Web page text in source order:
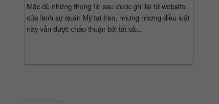
Mặc dù những thong tin sau được ghi lại từ website
của lãnh sự quán Mỹ tại Iran, nhưng những điều luật
này vẫn được chấp thuận bởi tất cả...